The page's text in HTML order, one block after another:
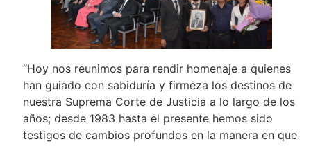
“Hoy nos reunimos para rendir homenaje a quienes
han guiado con sabiduría y firmeza los destinos de
nuestra Suprema Corte de Justicia a lo largo de los
años; desde 1983 hasta el presente hemos sido
testigos de cambios profundos en la manera en que